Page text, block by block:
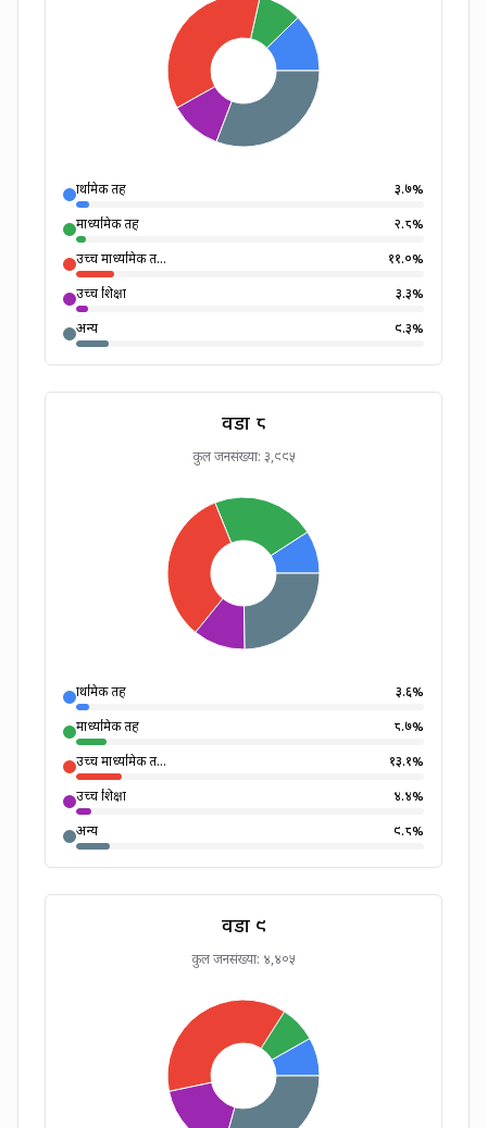
प्राथमिक तह ३.७%
माध्यमिक तह
२.८%
उच्च माध्यमिक त...
११.०%
उच्च शिक्षा
३.३%
अन्य
९.३%
वडा ८
कुल जनसंख्या: ३,९९५
प्राथमिक तह ३.६%
माध्यमिक तह
८.७%
उच्च माध्यमिक त...
१३.१%
उच्च शिक्षा
४.४%
अन्य
९.८%
वडा ९
कुल जनसंख्या: ४,४०५